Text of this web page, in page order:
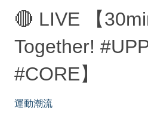
🔴 LIVE 【
Together!
#CORE】
運動潮流